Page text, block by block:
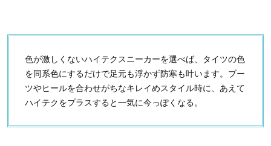
色が激しくないハイテクスニーカーを選べば、タイツの色
を同系色にするだけで足元も浮かず防寒も叶います。ブー
ツやヒールを合わせがちなキレイめスタイル時に、あえて
ハイテクをプラスすると一気に今っぽくなる。